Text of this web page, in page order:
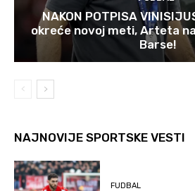
NAKON POTPISA
okreće novoj meti, Arteta
Barse!
NAJNOVIJE SPORTSKE VESTI
FUDBAL